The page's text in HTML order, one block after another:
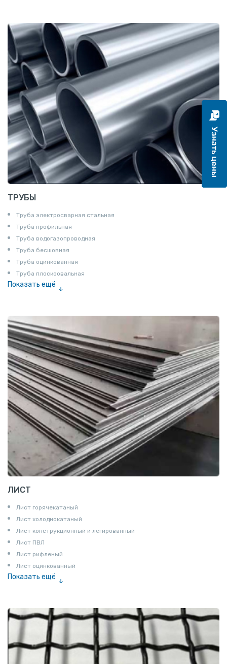
Катанка
Шестигранник
Полособульб
Полукруг
Шпунт Ларсена
ТРУБЫ
Труба электросварная стальная
Труба профильная
Труба водогазопроводная
Труба бесшовная
Труба оцинкованная
Труба плоскоовальная
Показать ещё
ЛИСТ
Лист горячекатаный
Лист холоднокатаный
Лист конструкционный и легированный
Лист ПВЛ
Лист рифленый
Лист оцинкованный
Показать ещё